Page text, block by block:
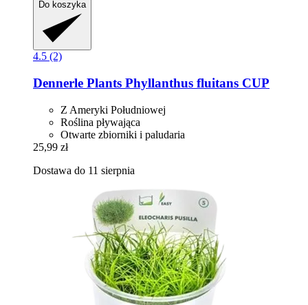
Do koszyka
4.5 (2)
Dennerle Plants Phyllanthus fluitans CUP
Z Ameryki Południowej
Roślina pływająca
Otwarte zbiorniki i paludaria
25,99 zł
Dostawa do 11 sierpnia